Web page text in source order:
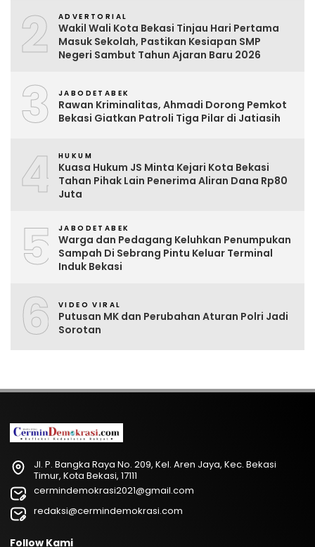
2 ADVERTORIAL
Wakil Wali Kota Bekasi Tinjau Hari Pertama
Masuk Sekolah, Pastikan Kesiapan SMP
Negeri Sambut Tahun Ajaran Baru 2026
3 JABODETABEK
Rawan Kriminalitas, Ahmadi Dorong Pemkot
Bekasi Giatkan Patroli Tiga Pilar di Jatiasih
4 HUKUM
Kuasa Hukum JS Minta Kejari Kota Bekasi
Tahan Pihak Lain Penerima Aliran Dana Rp80
Juta
5 JABODETABEK
Warga dan Pedagang Keluhkan Penumpukan
Sampah Di Sebrang Pintu Keluar Terminal
Induk Bekasi
6 VIDEO VIRAL
Putusan MK dan Perubahan Aturan Polri Jadi
Sorotan
Jl. P. Bangka Raya No. 209, Kel. Aren Jaya, Kec. Bekasi
Timur, Kota Bekasi, 17111
cermindemokrasi2021@gmail.com
redaksi@cermindemokrasi.com
Follow Kami